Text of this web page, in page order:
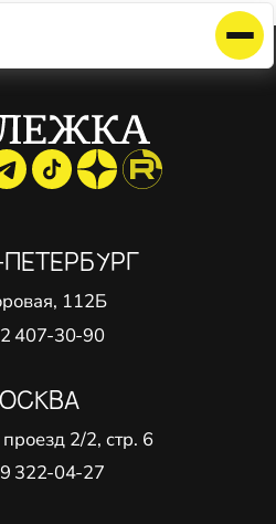
не найден!
112Б
407-30-90
2/2, стр. 6
322-04-27